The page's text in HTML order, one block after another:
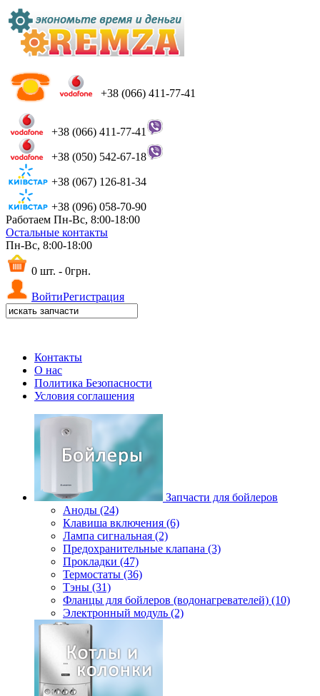
+38 (066) 411-77-41
+38 (066) 411-77-41
+38 (050) 542-67-18
+38 (067) 126-81-34
+38 (096) 058-70-90
Работаем Пн-Вс, 8:00-18:00
Остальные контакты
Пн-Вс, 8:00-18:00
0 шт. - 0грн.
ВойтиРегистрация
Контакты
О нас
Политика Безопасности
Условия соглашения
Запчасти для бойлеров
Аноды (24)
Клавиша включения (6)
Лампа сигнальная (2)
Предохранительные клапана (3)
Прокладки (47)
Термостаты (36)
Тэны (31)
Фланцы для бойлеров (водонагревателей) (10)
Электронный модуль (2)